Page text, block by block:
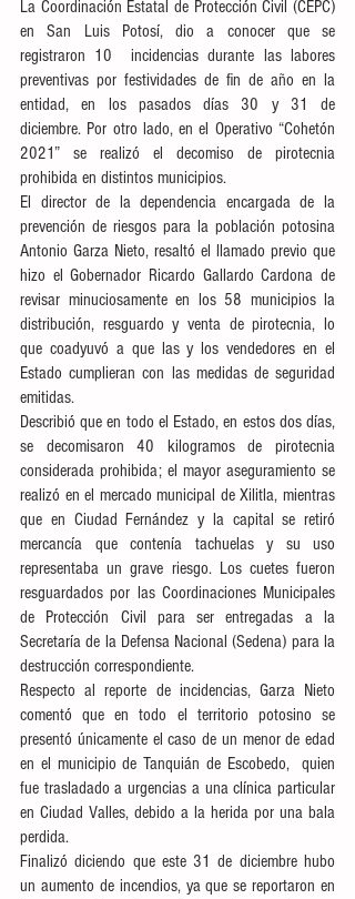
La Coordinación Estatal de Protección Civil (CEPC)
en San Luis Potosí, dio a conocer que se
registraron 10  incidencias durante las labores
preventivas por festividades de fin de año en la
entidad, en los pasados días 30 y 31 de
diciembre. Por otro lado, en el Operativo “Cohetón
2021” se realizó el decomiso de pirotecnia
prohibida en distintos municipios.
El director de la dependencia encargada de la
prevención de riesgos para la población potosina
Antonio Garza Nieto, resaltó el llamado previo que
hizo el Gobernador Ricardo Gallardo Cardona de
revisar minuciosamente en los 58 municipios la
distribución, resguardo y venta de pirotecnia, lo
que coadyuvó a que las y los vendedores en el
Estado cumplieran con las medidas de seguridad
emitidas.
Describió que en todo el Estado, en estos dos días,
se decomisaron 40 kilogramos de pirotecnia
considerada prohibida; el mayor aseguramiento se
realizó en el mercado municipal de Xilitla, mientras
que en Ciudad Fernández y la capital se retiró
mercancía que contenía tachuelas y su uso
representaba un grave riesgo. Los cuetes fueron
resguardados por las Coordinaciones Municipales
de Protección Civil para ser entregadas a la
Secretaría de la Defensa Nacional (Sedena) para la
destrucción correspondiente.
Respecto al reporte de incidencias, Garza Nieto
comentó que en todo el territorio potosino se
presentó únicamente el caso de un menor de edad
en el municipio de Tanquián de Escobedo,  quien
fue trasladado a urgencias a una clínica particular
en Ciudad Valles, debido a la herida por una bala
perdida.
Finalizó diciendo que este 31 de diciembre hubo
un aumento de incendios, ya que se reportaron en